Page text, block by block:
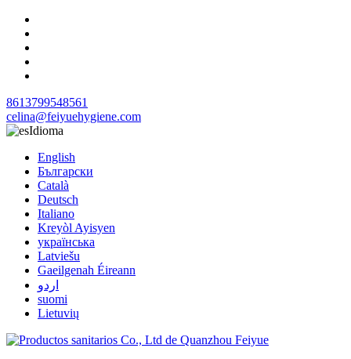
8613799548561
celina@feiyuehygiene.com
Idioma
English
Български
Català
Deutsch
Italiano
Kreyòl Ayisyen
українська
Latviešu
Gaeilgenah Éireann
اردو
suomi
Lietuvių